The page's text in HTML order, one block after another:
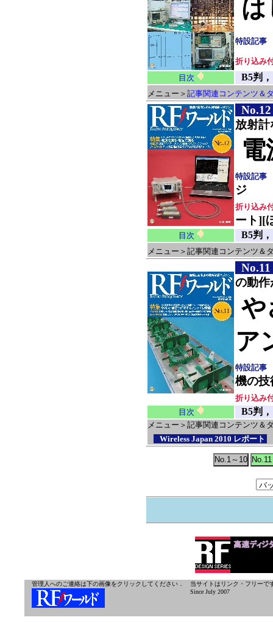
は
特設記事
折り込み
目次
B5判
メニュー＞ 記事関連コンテンツ＆
No.12
放射計
特設記事
ジ
折り込み
ート][
目次 B5判
メニュー＞ 記事関連コンテンツ＆
No.11
の動作
や
ア
特設記事
機の技
折り込み
目次
B5判
メニュー＞ 記事関連コンテンツ＆
Wireless Japan 2010 レポート
管理人へのご連絡は下の画像をクリックしてください．
当サイトはリンク・フリーで
Since July 2007